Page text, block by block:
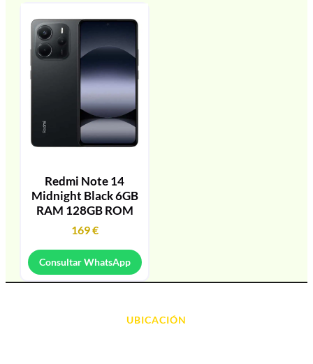
Redmi Note 14
Midnight Black 6GB
RAM 128GB ROM
169€
Consultar WhatsApp
UBICACIÓN